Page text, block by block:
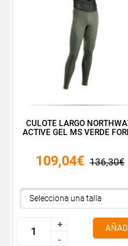
CULOTE LARGO
ACTIVE GEL MS VERDE
109,04€ 136,30€
+
-
+
-